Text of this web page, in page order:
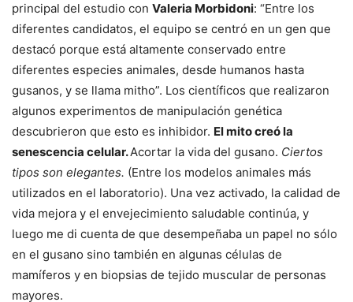
principal del estudio con Valeria Morbidoni: “Entre los
diferentes candidatos, el equipo se centró en un gen que
destacó porque está altamente conservado entre
diferentes especies animales, desde humanos hasta
gusanos, y se llama mitho”. Los científicos que realizaron
algunos experimentos de manipulación genética
descubrieron que esto es inhibidor. El mito creó la
senescencia celular.Acortar la vida del gusano. Ciertos
tipos son elegantes. (Entre los modelos animales más
utilizados en el laboratorio). Una vez activado, la calidad de
vida mejora y el envejecimiento saludable continúa, y
luego me di cuenta de que desempeñaba un papel no sólo
en el gusano sino también en algunas células de
mamíferos y en biopsias de tejido muscular de personas
mayores.